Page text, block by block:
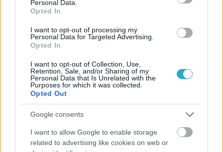
Personal Data.
Opted In
I want to opt-out of processing my
Personal Data for Targeted Advertising.
Opted In
I want to opt-out of Collection, Use,
Retention, Sale, and/or Sharing of my
Personal Data that Is Unrelated with the
Purposes for which it was collected.
Opted Out
Google consents
I want to allow Google to enable storage
related to advertising like cookies on web or
Ξανά με το… ρόπαλο ανά χείρας η Κοσμά
διεθνής άσος της ΑΕΚ, Σοφία Κοσμά αφού τη νέα σεζόν η
Ελληνίδα ακραία θα ενισχύσει την προσπάθεια της ομάδας
της Κηφισιάς για διάκριση και άνοδο.